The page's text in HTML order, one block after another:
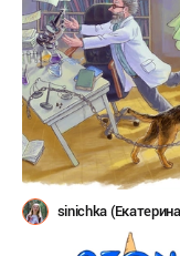
sinichka (Екатерина